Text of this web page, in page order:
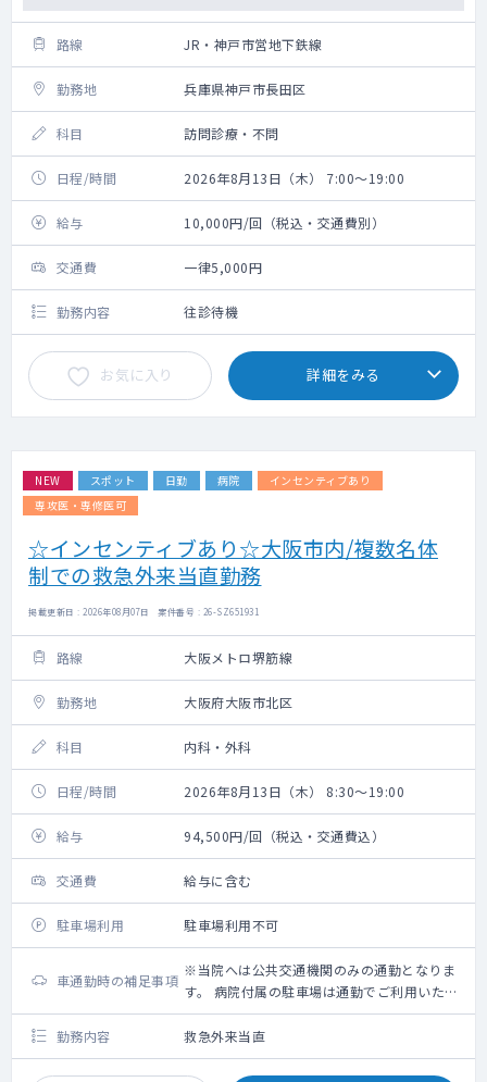
路線 JR・神戸市営地下鉄線
勤務地 兵庫県神戸市長田区
科目 訪問診療・不問
日程/時間 2026年8月13日（木） 7:00～19:00
給与 10,000円/回（税込・交通費別）
交通費 一律5,000円
勤務内容 往診待機
お気に入り 詳細をみる
NEW スポット 日勤 病院
インセンティブあり
専攻医・専修医可
☆インセンティブあり☆大阪市内/複数名体
制での救急外来当直勤務
掲載更新日 : 2026年08月07日 案件番号 : 26-SZ651931
路線 大阪メトロ堺筋線
勤務地 大阪府大阪市北区
科目 内科・外科
日程/時間 2026年8月13日（木） 8:30～19:00
給与 94,500円/回（税込・交通費込）
交通費 給与に含む
駐車場利用 駐車場利用不可
車通勤時の補足事項
※当院へは公共交通機関のみの通勤となりま
す。 病院付属の駐車場は通勤でご利用いただ
けませんので予めご了承ください。
勤務内容
救急外来当直